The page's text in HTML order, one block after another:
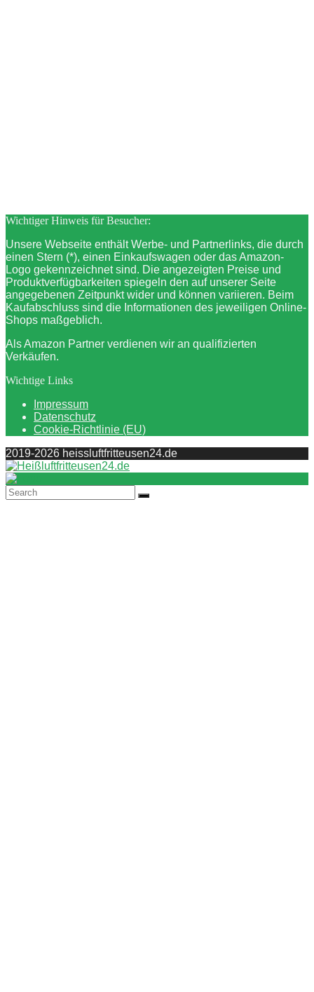
Wichtiger Hinweis für Besucher:
Unsere Webseite enthält Werbe- und Partnerlinks, die durch
einen Stern (*), einen Einkaufswagen oder das Amazon-
Logo gekennzeichnet sind. Die angezeigten Preise und
Produktverfügbarkeiten spiegeln den auf unserer Seite
angegebenen Zeitpunkt wider und können variieren. Beim
Kaufabschluss sind die Informationen des jeweiligen Online-
Shops maßgeblich.
Als Amazon Partner verdienen wir an qualifizierten
Verkäufen.
Wichtige Links
Impressum
Datenschutz
Cookie-Richtlinie (EU)
2019-2026 heissluftfritteusen24.de